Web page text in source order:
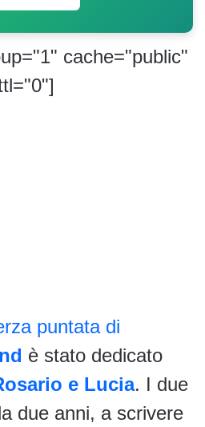
cache="public"
puntata di
è stato dedicato
e Lucia. I due
due anni, a scrivere